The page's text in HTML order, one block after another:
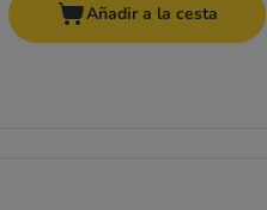
Añadir a la cesta